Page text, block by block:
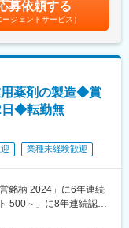
バーが活躍しておりま
樹脂コーティングを行
内の全工場にて
ける業務です。
ご活躍されています。
を習得頂きます。
だけるため、未経験の
募依頼する
ージェントサービス）
用薬剤の製造◆賞
日◆転勤無
業種未経験歓迎
銘柄 2024」に6年連続
500～」に8年連続認定